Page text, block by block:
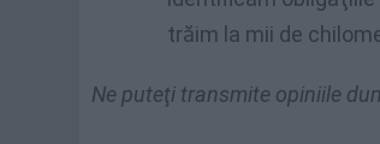
trăim la mii de
Ne puteţi transmite opiniile